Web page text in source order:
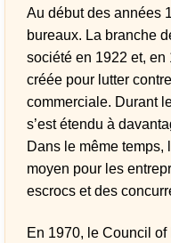
Au début des années
bureaux. La branche
société en 1922 et,
créée pour lutter
commerciale. Durant
s’est étendu à
Dans le même temps,
moyen pour les
escrocs et des
En 1970, le Council